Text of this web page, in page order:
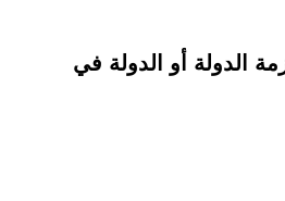
الدولة أو الدولة في